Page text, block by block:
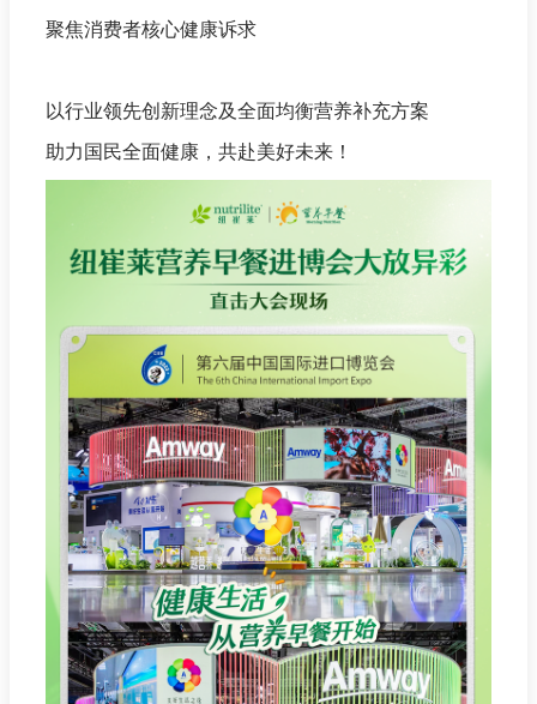
聚焦消费者核心健康诉求
以行业领先创新理念及全面均衡营养补充方案
助力国民全面健康，共赴美好未来！